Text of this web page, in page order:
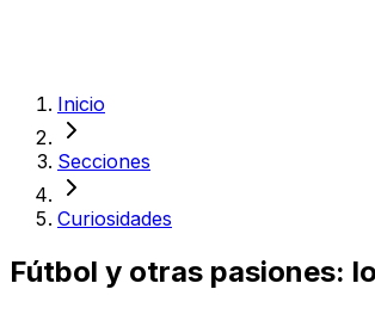
Inicio
Secciones
Curiosidades
Fútbol y otras pasiones: